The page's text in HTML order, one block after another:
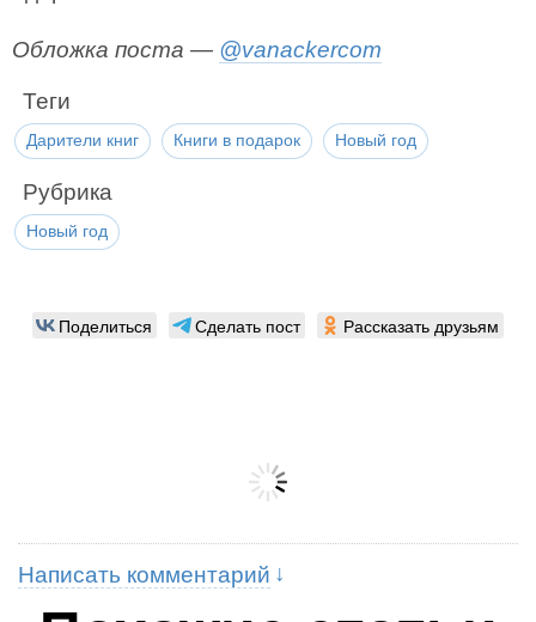
Обложка поста — @vanackercom
Теги
Дарители книг Книги в подарок Новый год
Рубрика
Новый год
Поделиться Сделать пост Рассказать друзьям
Написать комментарий